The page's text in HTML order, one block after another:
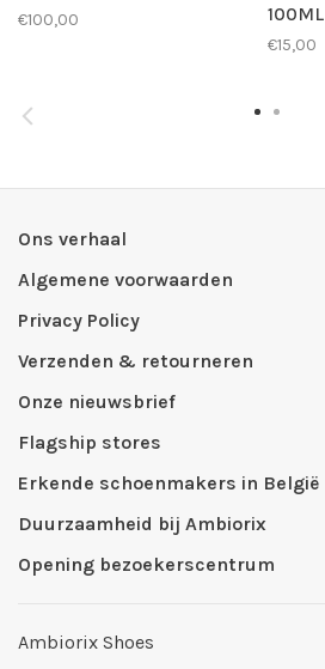
€100,00
100ML
€15,00
Ons verhaal
Algemene voorwaarden
Privacy Policy
Verzenden & retourneren
Onze nieuwsbrief
Flagship stores
Erkende schoenmakers in België
Duurzaamheid bij Ambiorix
Opening bezoekerscentrum
Ambiorix Shoes